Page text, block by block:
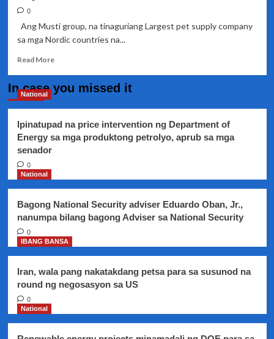
0
Ang Musti group, na tinaguriang Largest pet supply company
sa mga Nordic countries na...
Read MoreRead
Kumpanya
nagbibigay
ng
mga empleyado
na
bagong
alaga
In case you missed it
National
Ipinatupad na price intervention ng Department of
Energy sa mga produktong petrolyo, aprub sa mga
senador
0
National
Bagong National Security adviser Eduardo Oban, Jr.,
nanumpa bilang bagong Adviser sa National Security
0
IBANG BANSA
Iran, wala pang nakatakdang petsa para sa susunod na
round ng negosasyon sa US
0
National